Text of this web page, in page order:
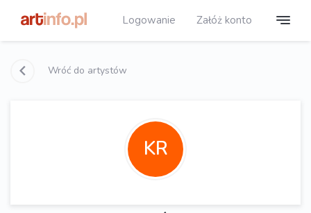
Logowanie Załóż konto
Wróć do artystów
KR